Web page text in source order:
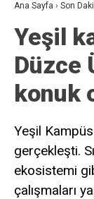
Ana Sayfa › Son
Yeşil
Düzce
konuk
Yeşil
gerçekleşti.
ekosistemi
çalışmaları